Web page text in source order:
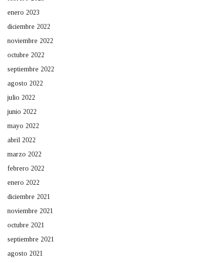
enero 2023
diciembre 2022
noviembre 2022
octubre 2022
septiembre 2022
agosto 2022
julio 2022
junio 2022
mayo 2022
abril 2022
marzo 2022
febrero 2022
enero 2022
diciembre 2021
noviembre 2021
octubre 2021
septiembre 2021
agosto 2021